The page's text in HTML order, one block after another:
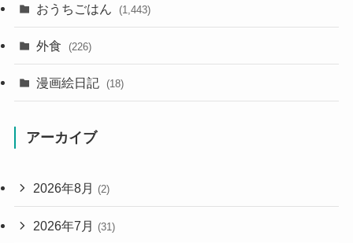
おうちごはん (1,443)
外食 (226)
漫画絵日記 (18)
アーカイブ
2026年8月 (2)
2026年7月 (31)